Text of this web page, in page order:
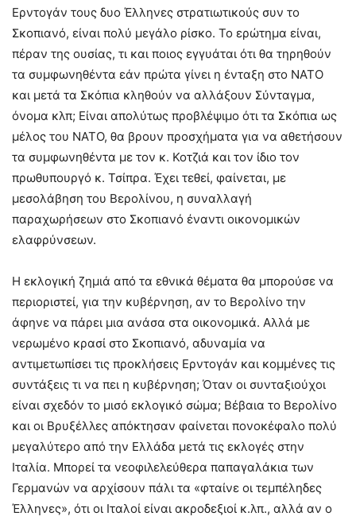
Ερντογάν τους δυο Έλληνες στρατιωτικούς συν το
Σκοπιανό, είναι πολύ μεγάλο ρίσκο. Το ερώτημα είναι,
πέραν της ουσίας, τι και ποιος εγγυάται ότι θα τηρηθούν
τα συμφωνηθέντα εάν πρώτα γίνει η ένταξη στο ΝΑΤΟ
και μετά τα Σκόπια κληθούν να αλλάξουν Σύνταγμα,
όνομα κλπ; Είναι απολύτως προβλέψιμο ότι τα Σκόπια ως
μέλος του ΝΑΤΟ, θα βρουν προσχήματα για να αθετήσουν
τα συμφωνηθέντα με τον κ. Κοτζιά και τον ίδιο τον
πρωθυπουργό κ. Τσίπρα. Έχει τεθεί, φαίνεται, με
μεσολάβηση του Βερολίνου, η συναλλαγή
παραχωρήσεων στο Σκοπιανό έναντι οικονομικών
ελαφρύνσεων.
Η εκλογική ζημιά από τα εθνικά θέματα θα μπορούσε να
περιοριστεί, για την κυβέρνηση, αν το Βερολίνο την
άφηνε να πάρει μια ανάσα στα οικονομικά. Αλλά με
νερωμένο κρασί στο Σκοπιανό, αδυναμία να
αντιμετωπίσει τις προκλήσεις Ερντογάν και κομμένες τις
συντάξεις τι να πει η κυβέρνηση; Όταν οι συνταξιούχοι
είναι σχεδόν το μισό εκλογικό σώμα; Βέβαια το Βερολίνο
και οι Βρυξέλλες απόκτησαν φαίνεται πονοκέφαλο πολύ
μεγαλύτερο από την Ελλάδα μετά τις εκλογές στην
Ιταλία. Μπορεί τα νεοφιλελεύθερα παπαγαλάκια των
Γερμανών να αρχίσουν πάλι τα «φταίνε οι τεμπέληδες
Έλληνες», ότι οι Ιταλοί είναι ακροδεξιοί κ.λπ., αλλά αν ο